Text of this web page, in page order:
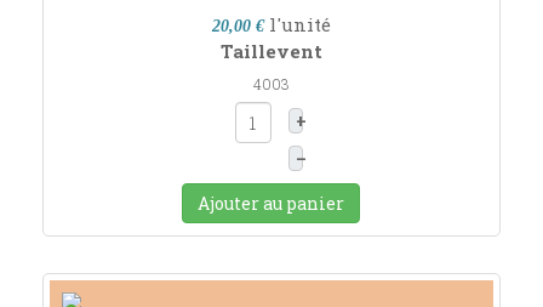
20,00 € l'unité
Taillevent
4003
+
–
Ajouter au panier